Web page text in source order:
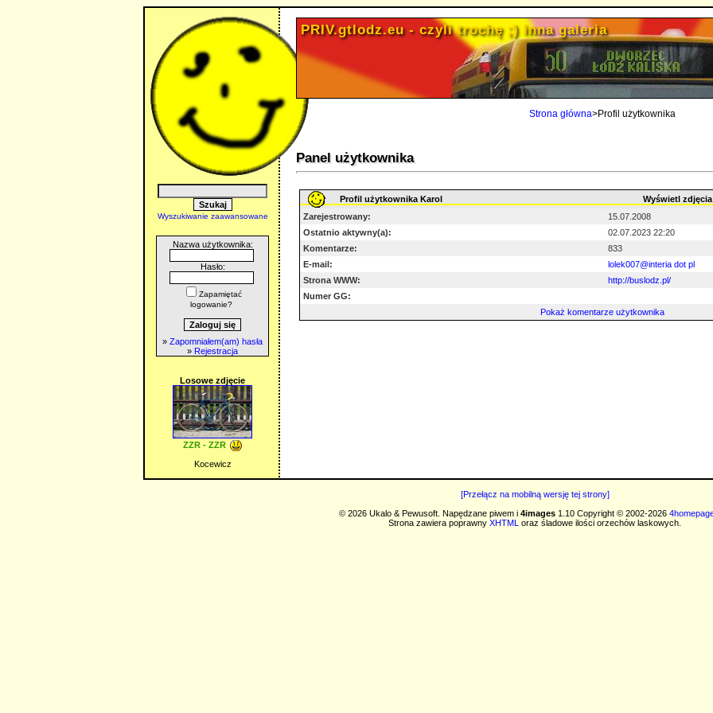
Wyszukiwanie zaawansowane
Nazwa użytkownika:
Hasło:
Zapamiętać
logowanie?
» Zapomniałem(am) hasła
» Rejestracja
Losowe zdjęcie
ZZR - ZZR
Kocewicz
PRIV.gtlodz.eu - czyli trochę ;) inna galeria
Strona główna>Profil użytkownika
Panel użytkownika
Profil użytkownika Karol
Wyświetl
Zarejestrowany:
15.07.2008
Ostatnio aktywny(a):
02.07.2023 22:20
Komentarze:
833
E-mail:
lolek007@interia dot pl
Strona WWW:
http://buslodz.pl/
Numer GG:
Pokaż komentarze użytkownika
[Przełącz na mobilną wersję tej strony]
© 2026 Ukalo & Pewusoft. Napędzane piwem i 4images1.10 Copyright © 2002-2026
Strona zawiera poprawny XHTML oraz śladowe ilości orzechów laskowych.